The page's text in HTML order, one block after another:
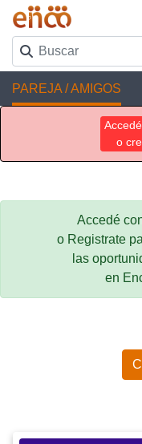
PAREJA / AMIGOS
o
Accedé
o Registrate
las
en